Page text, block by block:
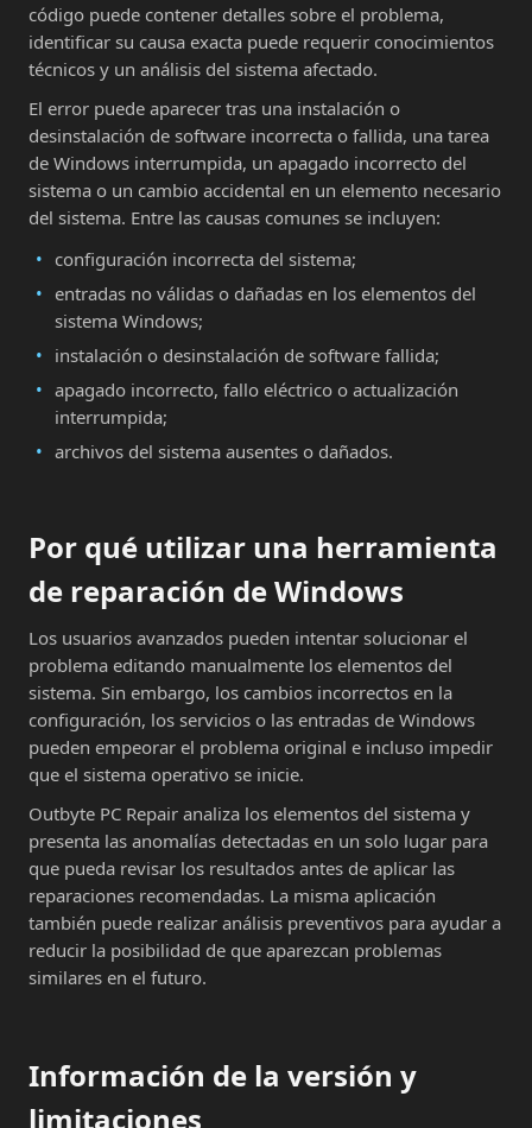
código puede contener detalles sobre el problema,
identificar su causa exacta puede requerir conocimientos
técnicos y un análisis del sistema afectado.
El error puede aparecer tras una instalación o
desinstalación de software incorrecta o fallida, una tarea
de Windows interrumpida, un apagado incorrecto del
sistema o un cambio accidental en un elemento necesario
del sistema. Entre las causas comunes se incluyen:
configuración incorrecta del sistema;
entradas no válidas o dañadas en los elementos del
sistema Windows;
instalación o desinstalación de software fallida;
apagado incorrecto, fallo eléctrico o actualización
interrumpida;
archivos del sistema ausentes o dañados.
Por qué utilizar una herramienta
de reparación de Windows
Los usuarios avanzados pueden intentar solucionar el
problema editando manualmente los elementos del
sistema. Sin embargo, los cambios incorrectos en la
configuración, los servicios o las entradas de Windows
pueden empeorar el problema original e incluso impedir
que el sistema operativo se inicie.
Outbyte PC Repair analiza los elementos del sistema y
presenta las anomalías detectadas en un solo lugar para
que pueda revisar los resultados antes de aplicar las
reparaciones recomendadas. La misma aplicación
también puede realizar análisis preventivos para ayudar a
reducir la posibilidad de que aparezcan problemas
similares en el futuro.
Información de la versión y
limitaciones